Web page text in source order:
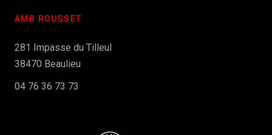
AMB ROUSSET
281 Impasse du Tilleul
38470 Beaulieu
04 76 36 73 73